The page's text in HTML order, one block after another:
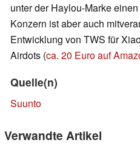
unter der Haylou-Marke
Konzern ist aber auch
Entwicklung von TWS für
Airdots (ca. 20 Euro auf
Quelle(n)
Suunto
Verwandte Artikel